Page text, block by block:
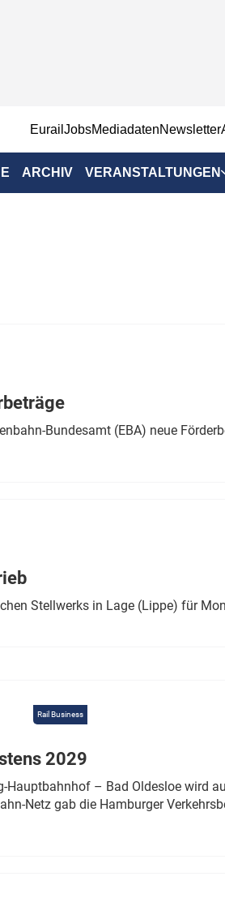
EurailJobsMediadatenNewsletter
ARCHIV VERANSTALTUNGEN
Bundesamt (EBA) neue
Stellwerks in Lage (Lippe) für
Rail Business
2029
– Bad Oldesloe wird
Netz gab die Hamburger